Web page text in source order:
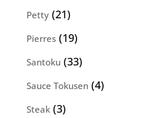
produits
Petty 2121
produits
Pierres 1919
produits
Santoku 3333
produits
Sauce Tokusen 44
Steak 33